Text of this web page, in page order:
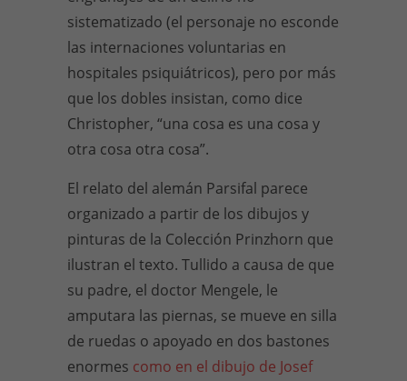
sistematizado (el personaje no esconde
las internaciones voluntarias en
hospitales psiquiátricos), pero por más
que los dobles insistan, como dice
Christopher, “una cosa es una cosa y
otra cosa otra cosa”.
El relato del alemán Parsifal parece
organizado a partir de los dibujos y
pinturas de la Colección Prinzhorn que
ilustran el texto. Tullido a causa de que
su padre, el doctor Mengele, le
amputara las piernas, se mueve en silla
de ruedas o apoyado en dos bastones
enormes como en el dibujo de Josef